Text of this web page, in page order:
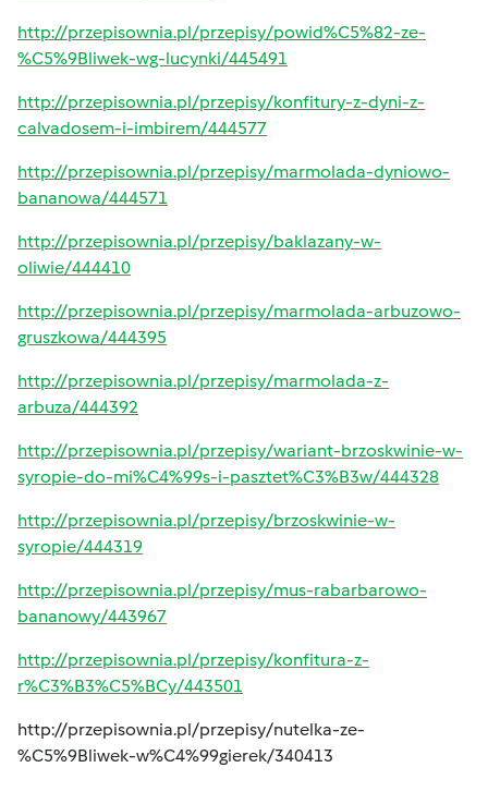
http://przepisownia.pl/przepisy/powid%C5%82-ze-
%C5%9Bliwek-wg-lucynki/445491
http://przepisownia.pl/przepisy/konfitury-z-dyni-z-
calvadosem-i-imbirem/444577
http://przepisownia.pl/przepisy/marmolada-dyniowo-
bananowa/444571
http://przepisownia.pl/przepisy/baklazany-w-
oliwie/444410
http://przepisownia.pl/przepisy/marmolada-arbuzowo-
gruszkowa/444395
http://przepisownia.pl/przepisy/marmolada-z-
arbuza/444392
http://przepisownia.pl/przepisy/wariant-brzoskwinie-w-
syropie-do-mi%C4%99s-i-pasztet%C3%B3w/444328
http://przepisownia.pl/przepisy/brzoskwinie-w-
syropie/444319
http://przepisownia.pl/przepisy/mus-rabarbarowo-
bananowy/443967
http://przepisownia.pl/przepisy/konfitura-z-
r%C3%B3%C5%BCy/443501
http://przepisownia.pl/przepisy/nutelka-ze-
%C5%9Bliwek-w%C4%99gierek/340413